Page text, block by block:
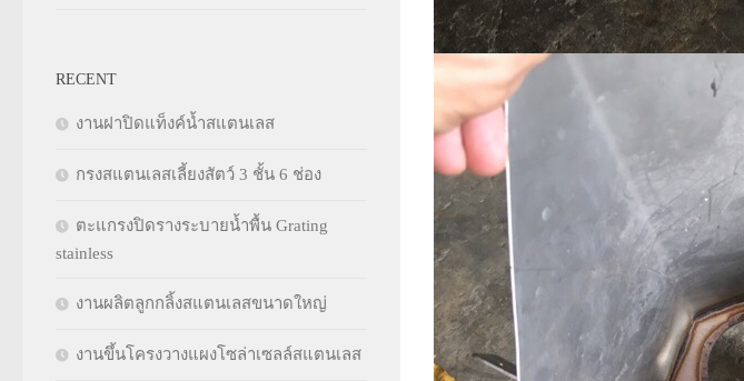
RECENT
งานฝาปิดแท็งค์น้ำสแตนเลส
กรงสแตนเลสเลี้ยงสัตว์ 3 ชั้น 6 ช่อง
ตะแกรงปิดรางระบายน้ำพื้น Grating
stainless
งานผลิตลูกกลิ้งสแตนเลสขนาดใหญ่
งานขึ้นโครงวางแผงโซล่าเซลล์สแตนเลส